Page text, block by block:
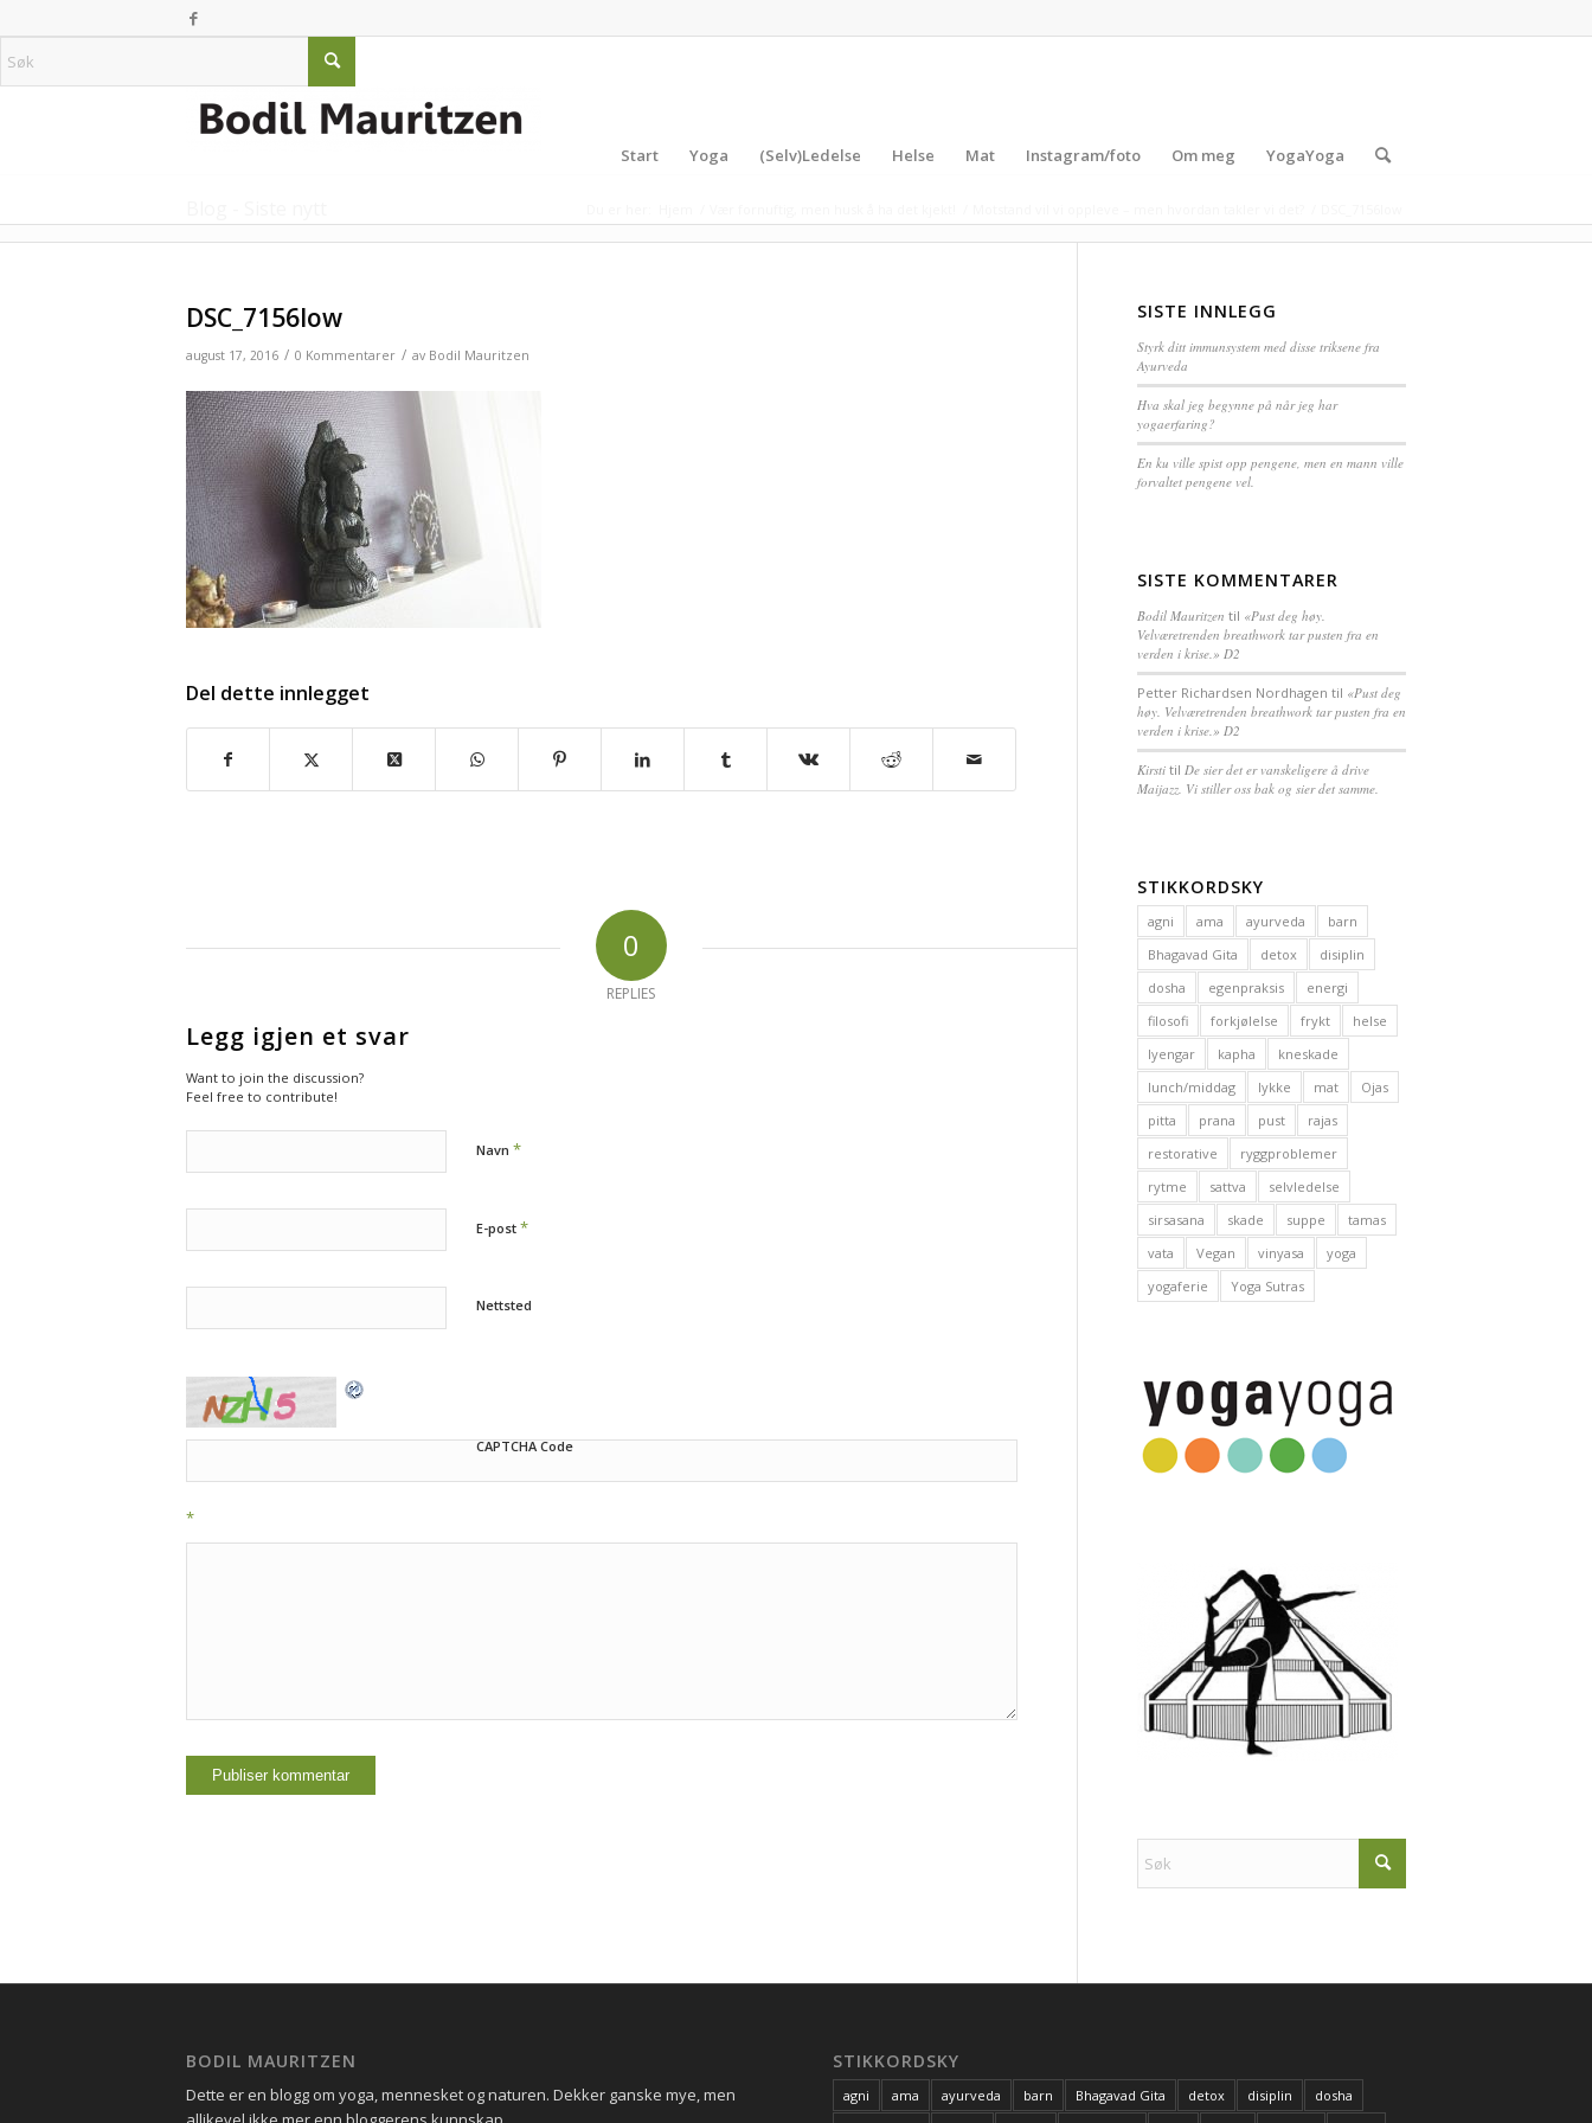
Start Yoga (Selv)Ledelse Helse Mat Instagram/foto Om meg YogaYoga
DSC_7156low
august 17, 2016 / 0 Kommentarer / av Bodil Mauritzen
Del dette innlegget
0
REPLIES
Legg igjen et svar
Want to join the discussion?
Feel free to contribute!
Navn *
E-post *
Nettsted
CAPTCHA Code
*
SISTE INNLEGG
Styrk ditt immunsystem med disse triksene fra
Ayurveda
Hva skal jeg begynne på når jeg har
yogaerfaring?
En ku ville spist opp pengene, men en mann ville
forvaltet pengene vel.
SISTE KOMMENTARER
Bodil Mauritzen til «Pust deg høy.
Velværetrenden breathwork tar pusten fra en
verden i krise.» D2
Petter Richardsen Nordhagen til «Pust deg
høy. Velværetrenden breathwork tar pusten fra en
verden i krise.» D2
Kirstitil De sier det er vanskeligere å drive
Maijazz. Vi stiller oss bak og sier det samme.
STIKKORDSKY
agni ama ayurveda
barn
Bhagavad Gita
detox
disiplin
dosha
egenpraksis
energi
filosofi
forkjølelse frykt
helse
Iyengar
kapha
kneskade
lunch/middag
lykke mat
Ojas
pitta
prana pust
rajas
restorative
ryggproblemer
rytme
sattva
selvledelse
sirsasana
skade suppe
tamas
vata
Vegan vinyasa
yoga
yogaferie
Yoga Sutras
BODIL MAURITZEN
Dette er en blogg om yoga, mennesket og naturen. Dekker ganske mye, men
STIKKORDSKY
agni ama ayurveda barn Bhagavad Gita detox disiplin
dosha